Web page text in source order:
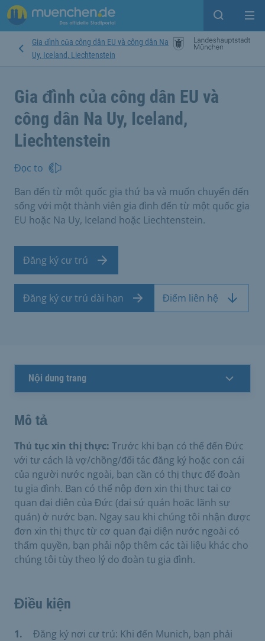
Open
Gia đình của công dân EU và công dân Na
Uy, Iceland, Liechtenstein
Gia đình của công dân EU và
công dân Na Uy, Iceland,
Liechtenstein
Đọc to
Bạn đến từ một quốc gia thứ ba và muốn chuyển đến
sống với một thành viên gia đình đến từ một quốc gia
EU hoặc Na Uy, Iceland hoặc Liechtenstein.
Đăng ký cư trú
Đăng ký cư trú dài hạn Điểm liên hệ
Nội dung trang
Mô tả
Thủ tục xin thị thực: Trước khi bạn có thể đến Đức
với tư cách là vợ/chồng/đối tác đăng ký hoặc con cái
của người nước ngoài, bạn cần có thị thực để đoàn
tụ gia đình. Bạn có thể nộp đơn xin thị thực tại cơ
quan đại diện của Đức (đại sứ quán hoặc lãnh sự
quán) ở nước bạn. Ngay sau khi chúng tôi nhận được
đơn xin thị thực từ cơ quan đại diện nước ngoài có
thẩm quyền, bạn phải nộp thêm các tài liệu khác cho
chúng tôi tùy theo lý do đoàn tụ gia đình.
Điều kiện
Đăng ký nơi cư trú: Khi đến Munich, bạn phải